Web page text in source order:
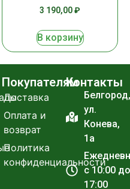
3 190,00₽
В корзину
Покупателям
Доставка
Оплата и
возврат
Политика
конфиденциальности
Контакты
Белгород,
ул.
Конева,
1а
с 10:00 до
17:00